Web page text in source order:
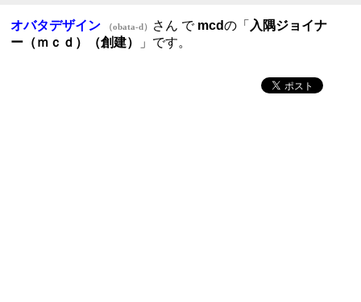
オバタデザイン （obata-d） さん で mcdの「 入隅ジョイナ
ー（ｍｃｄ）（創建）
」です。